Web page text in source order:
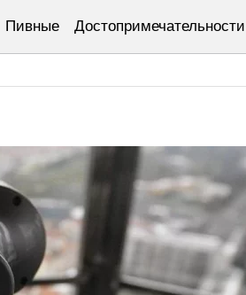
Пивные Достопримечательности